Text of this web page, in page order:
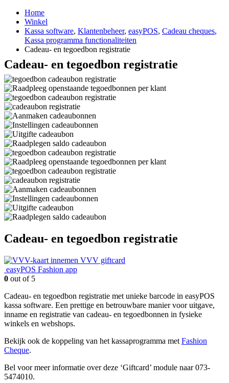
Home
Winkel
Kassa software, Klantenbeheer, easyPOS, Cadeau cheques,
Kassa programma functionaliteiten
Cadeau- en tegoedbon registratie
Cadeau- en tegoedbon registratie
Cadeau- en tegoedbon registratie
VVV giftcard
easyPOS Fashion app
0 out of 5
Cadeau- en tegoedbon registratie met unieke barcode in easyPOS
kassa software. Een prettige en betrouwbare manier voor uitgave,
inname en registratie van cadeau- en tegoedbonnen in fysieke
winkels en webshops.
Bekijk ook de koppeling van het kassaprogramma met Fashion
Cheque.
Bel voor meer informatie over deze ‘Giftcard’ module naar 073-
5474010.